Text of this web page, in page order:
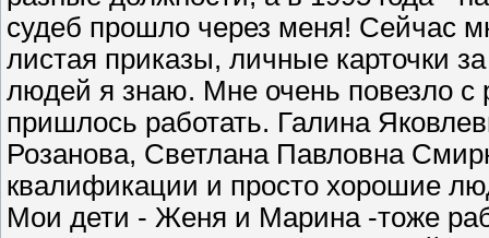
судеб прошло через меня! Сейчас
листая приказы, личные карточки
людей я знаю. Мне очень повезло с
пришлось работать. Галина
Розанова, Светлана Павловна
квалификации и просто хорошие
Мои дети - Женя и Марина -тоже